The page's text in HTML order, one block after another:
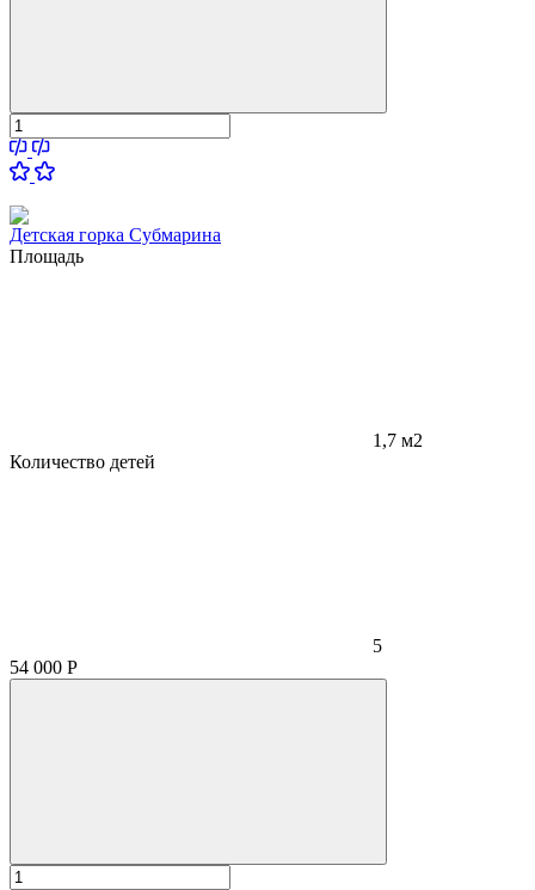
Детская горка Субмарина
Площадь
1,7 м2
Количество детей
5
54 000 Р